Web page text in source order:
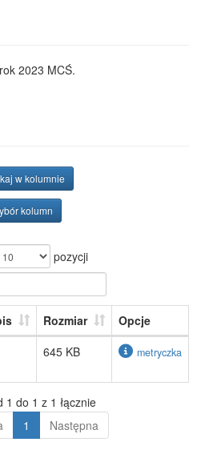
2023 MCŚ.
w kolumnie
kolumn
pozycji
Rozmiar
Opcje
645 KB metryczka
1 do 1 z 1 łącznie
1 Następna